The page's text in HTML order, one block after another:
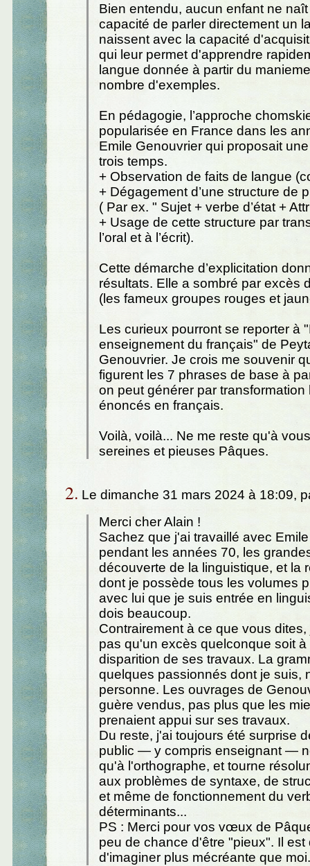
Bien entendu, aucun enfant ne
capacité de parler directement un
naissent avec la capacité
qui leur permet d'apprendre
langue donnée à partir du
nombre d'exemples.
En pédagogie, l’approche
popularisée en France dans les
Emile Genouvrier qui proposait
trois temps.
+ Observation de faits de langue
+ Dégagement d’une structure de
( Par ex. " Sujet + verbe d’état +
+ Usage de cette structure par
l’oral et à l’écrit).
Cette démarche d’explicitation
résultats. Elle a sombré par excès
(les fameux groupes rouges et
Les curieux pourront se reporter à
enseignement du français" de
Genouvrier. Je crois me souvenir
figurent les 7 phrases de base à
on peut générer par transformation
énoncés en français.
Voilà, voilà... Ne me reste qu'à
sereines et pieuses Pâques.
2. Le dimanche 31 mars 2024 à 18:09,
Merci cher Alain !
Sachez que j'ai travaillé avec
pendant les années 70, les
découverte de la linguistique, et la
dont je possède tous les volumes
avec lui que je suis entrée en
dois beaucoup.
Contrairement à ce que vous
pas qu'un excès quelconque soit à
disparition de ses travaux. La
quelques passionnés dont je suis,
personne. Les ouvrages de
guère vendus, pas plus que les
prenaient appui sur ses travaux.
Du reste, j'ai toujours été surprise
public — y compris enseignant —
qu'à l'orthographe, et tourne
aux problèmes de syntaxe, de
et même de fonctionnement du
déterminants...
PS : Merci pour vos vœux de
peu de chance d'être "pieux". Il est
d'imaginer plus mécréante que moi.